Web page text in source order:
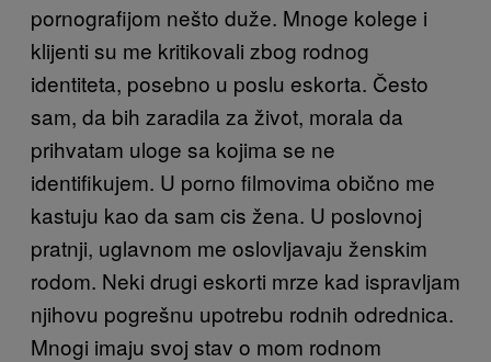
pornografijom nešto duže. Mnoge kolege i
klijenti su me kritikovali zbog rodnog
identiteta, posebno u poslu eskorta. Često
sam, da bih zaradila za život, morala da
prihvatam uloge sa kojima se ne
identifikujem. U porno filmovima obično me
kastuju kao da sam cis žena. U poslovnoj
pratnji, uglavnom me oslovljavaju ženskim
rodom. Neki drugi eskorti mrze kad ispravljam
njihovu pogrešnu upotrebu rodnih odrednica.
Mnogi imaju svoj stav o mom rodnom